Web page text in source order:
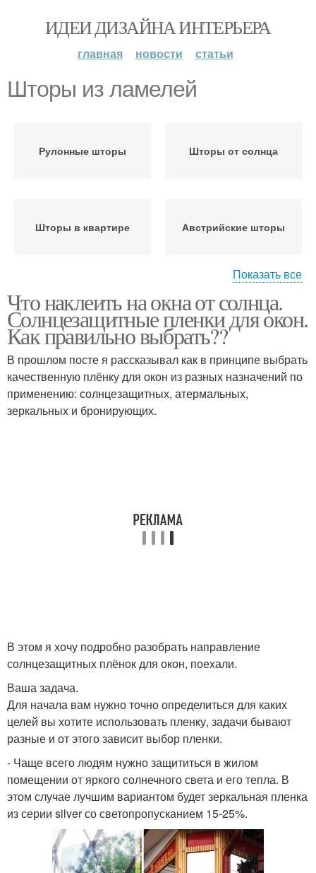
ИДЕИ ДИЗАЙНА ИНТЕРЬЕРА
главная новости статьи
Шторы из ламелей
Рулонные шторы Шторы от солнца
Шторы в квартире Австрийские шторы
Римские шторы
Показать все
Что наклеить на окна от солнца.
Солнцезащитные пленки для окон.
Как правильно выбрать??
В прошлом посте я рассказывал как в принципе выбрать
качественную плёнку для окон из разных назначений по
применению: солнцезащитных, атермальных,
зеркальных и бронирующих.
В этом я хочу подробно разобрать направление
солнцезащитных плёнок для окон, поехали.
Ваша задача.
Для начала вам нужно точно определиться для каких
целей вы хотите использовать пленку, задачи бывают
разные и от этого зависит выбор пленки.
- Чаще всего людям нужно защититься в жилом
помещении от яркого солнечного света и его тепла. В
этом случае лучшим вариантом будет зеркальная пленка
из серии silver со светопропусканием 15-25%.